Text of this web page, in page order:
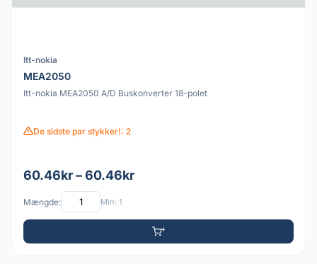
Itt-nokia
MEA2050
Itt-nokia MEA2050 A/D Buskonverter 18-polet
De sidste par stykker!: 2
60.46kr – 60.46kr
Mængde: Min: 1